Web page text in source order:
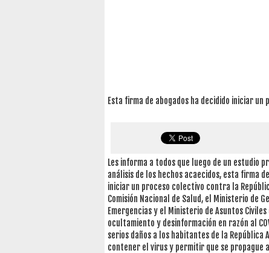
Esta firma de abogados ha decidido iniciar
Les informa a todos que luego de un estudio
análisis de los hechos acaecidos, esta firma
iniciar un proceso colectivo contra la
Comisión Nacional de Salud, el Ministerio de
Emergencias y el Ministerio de Asuntos Civiles
ocultamiento y desinformación en razón al
serios daños a los habitantes de la República
contener el virus y permitir que se propague